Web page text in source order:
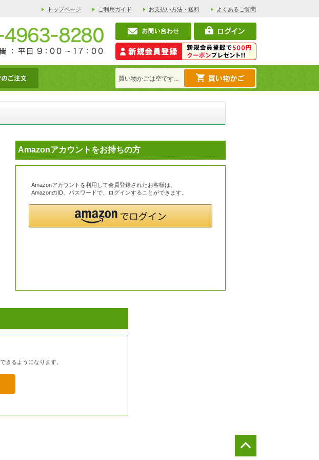
トップページ ご利用ガイド お支払い方法・送料 よくあるご質問
買い物かごは空です...
Amazonアカウントをお持ちの方
Amazonアカウントを利用して会員登録されたお客様は、
AmazonのID、パスワードで、ログインすることができます。
きるようになります。